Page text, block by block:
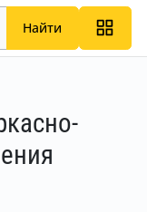
Найти